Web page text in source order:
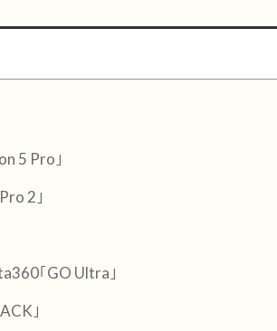
5 Pro｣
2｣
｢GO Ultra｣
｣